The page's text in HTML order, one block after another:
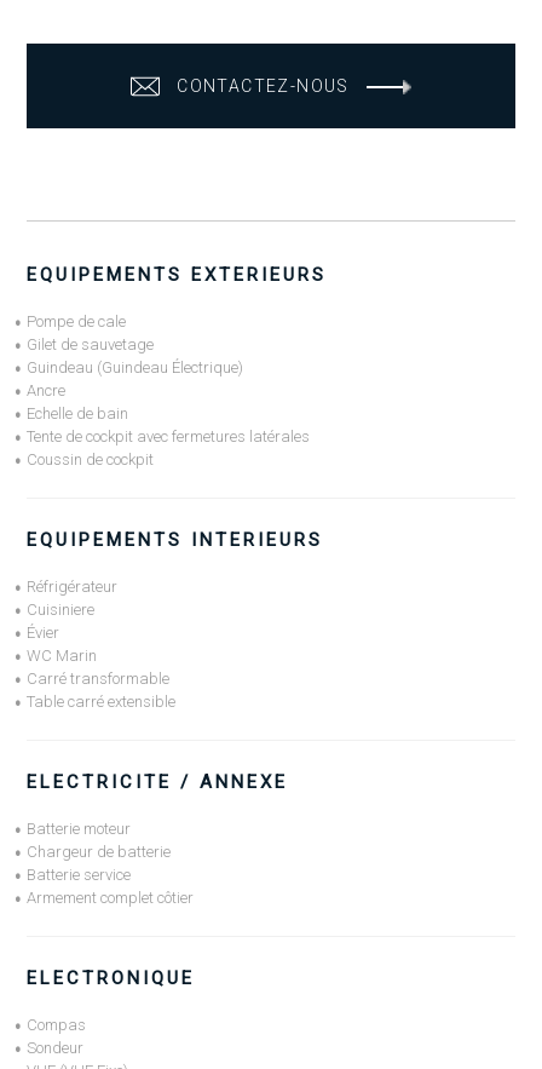
CONTACTEZ-NOUS
EQUIPEMENTS EXTERIEURS
Pompe de cale
Gilet de sauvetage
Guindeau (Guindeau Électrique)
Ancre
Echelle de bain
Tente de cockpit avec fermetures latérales
Coussin de cockpit
EQUIPEMENTS INTERIEURS
Réfrigérateur
Cuisiniere
Évier
WC Marin
Carré transformable
Table carré extensible
ELECTRICITE / ANNEXE
Batterie moteur
Chargeur de batterie
Batterie service
Armement complet côtier
ELECTRONIQUE
Compas
Sondeur